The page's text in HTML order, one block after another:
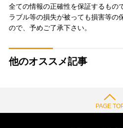
全ての情報の正確性を保証するもの
ラブル等の損失が被っても損害等の
ので、予めご了承下さい。
他のオススメ記事
PAGE